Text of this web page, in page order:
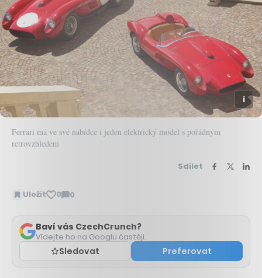
Ferrari má ve své nabídce i jeden elektrický model s pořádným
retrovzhledem
Sdílet
Uložit 0 0
Zobrazit
Baví vás CzechCrunch?
Vídejte ho na Googlu častěji.
Sledovat Preferovat